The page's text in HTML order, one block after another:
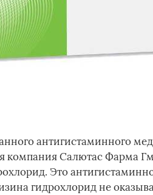
антигистаминного
компания Салютас Фарма
Это
гидрохлорид не